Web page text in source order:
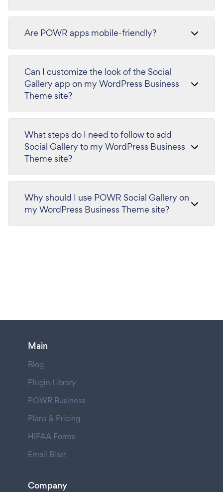
Are POWR apps mobile-friendly?
Can I customize the look of the Social
Gallery app on my WordPress Business
Theme site?
What steps do I need to follow to add
Social Gallery to my WordPress Business
Theme site?
Why should I use POWR Social Gallery on
my WordPress Business Theme site?
Main
Blog
Plugin Library
POWR Business
Plans & Pricing
HIPAA Forms
Email Blast
Company